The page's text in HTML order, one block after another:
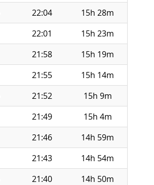
22:04
15h 28m
22:01
15h 23m
21:58
15h 19m
21:55
15h 14m
21:52
15h 9m
21:49
15h 4m
21:46
14h 59m
21:43
14h 54m
21:40
14h 50m